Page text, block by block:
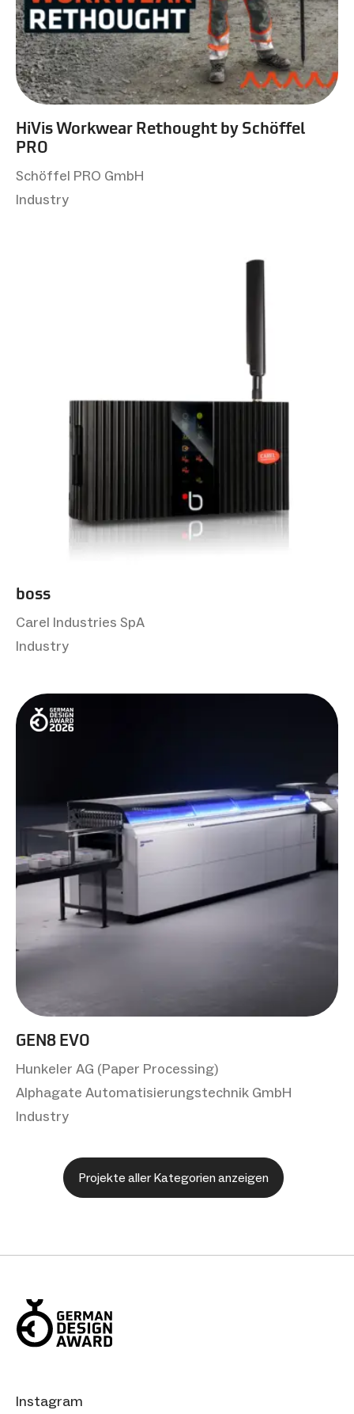
HiVis Workwear Rethought by Schöffel
PRO
Schöffel PRO GmbH
Industry
boss
Carel Industries SpA
Industry
GEN8 EVO
Hunkeler AG (Paper Processing)
Alphagate Automatisierungstechnik GmbH
Industry
Projekte aller Kategorien anzeigen
Instagram